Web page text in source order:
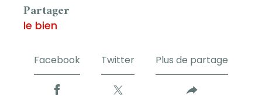
partager
le bien
Facebook Twitter Plus de partage